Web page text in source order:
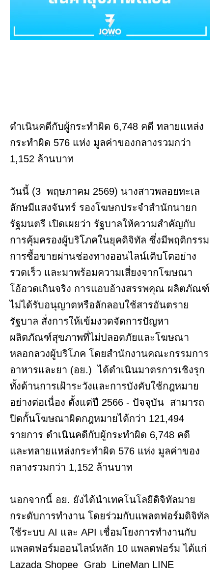
ดำเนินคดีกับผู้กระทำผิด 6,748 คดี ทลายแหล่ง
กระทำผิด 576 แห่ง มูลค่าของกลางรวมกว่า
1,152 ล้านบาท
วันนี้ (3 พฤษภาคม 2569) นางสาวพลอยทะเล
ลักษมีแสงจันทร์ รองโฆษกประจำสำนักนายก
รัฐมนตรี เปิดเผยว่า รัฐบาลให้ความสำคัญกับ
การคุ้มครองผู้บริโภคในยุคดิจิทัล ซึ่งมีพฤติกรรม
การซื้อขายผ่านช่องทางออนไลน์เติบโตอย่าง
รวดเร็ว และมาพร้อมความเสี่ยงจากโฆษณา
โอ้อวดเกินจริง การแอบอ้างสรรพคุณ ผลิตภัณฑ์
ไม่ได้รับอนุญาตหรือลักลอบใช้สารอันตราย
รัฐบาล สั่งการให้เข้มงวดจัดการปัญหา
ผลิตภัณฑ์สุขภาพที่ไม่ปลอดภัยและโฆษณา
หลอกลวงผู้บริโภค โดยสำนักงานคณะกรรมการ
อาหารและยา (อย.) ได้ดำเนินมาตรการเชิงรุก
ทั้งด้านการเฝ้าระวังและการบังคับใช้กฎหมาย
อย่างต่อเนื่อง ตั้งแต่ปี 2566 - ปัจจุบัน สามารถ
ปิดกั้นโฆษณาผิดกฎหมายได้กว่า 121,494
รายการ ดำเนินคดีกับผู้กระทำผิด 6,748 คดี
และทลายแหล่งกระทำผิด 576 แห่ง มูลค่าของ
กลางรวมกว่า 1,152 ล้านบาท
นอกจากนี้ อย. ยังได้นำเทคโนโลยีดิจิทัลมาย
กระดับการทำงาน โดยร่วมกับแพลตฟอร์มดิจิทัล
ใช้ระบบ AI และ API เชื่อมโยงการทำงานกับ
แพลตฟอร์มออนไลน์หลัก 10 แพลตฟอร์ม ได้แก่
Lazada Shopee Grab LineMan LINE